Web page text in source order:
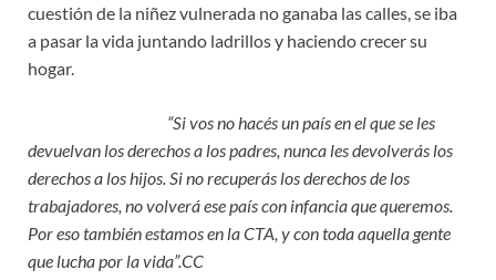
cuestión de la niñez vulnerada no ganaba las calles, se iba
a pasar la vida juntando ladrillos y haciendo crecer su
hogar.
“Si vos no hacés un país en el que se les
devuelvan los derechos a los padres, nunca les devolverás los
derechos a los hijos. Si no recuperás los derechos de los
trabajadores, no volverá ese país con infancia que queremos.
Por eso también estamos en la CTA, y con toda aquella gente
que lucha por la vida”.CC